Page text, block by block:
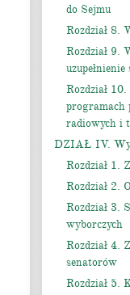
do Sejmu
Rozdział 8.
Rozdział 9.
uzupełnienie
Rozdział
programach
radiowych i
DZIAŁ IV.
Rozdział 1.
Rozdział 2.
Rozdział 3.
wyborczych
Rozdział 4.
senatorów
Rozdział 5.